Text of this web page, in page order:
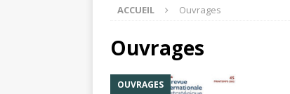
ACCUEIL Ouvrages
Ouvrages
OUVRAGES